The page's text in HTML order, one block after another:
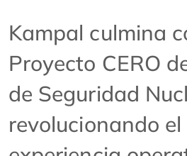
Kampal culmina
Proyecto CERO
de Seguridad
revolucionando